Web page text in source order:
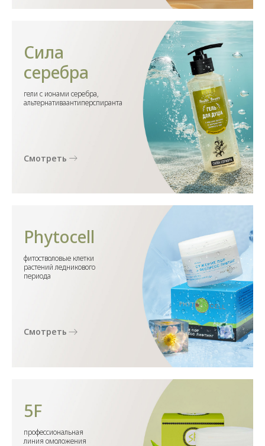
Сила
серебра
гели с ионами серебра,
альтернативаантиперспиранта
Смотреть
Phytocell
фитостволовые клетки
растений ледникового
периода
Смотреть
5F
профессиональная
линия омоложения